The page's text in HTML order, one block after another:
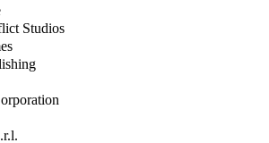
Studios